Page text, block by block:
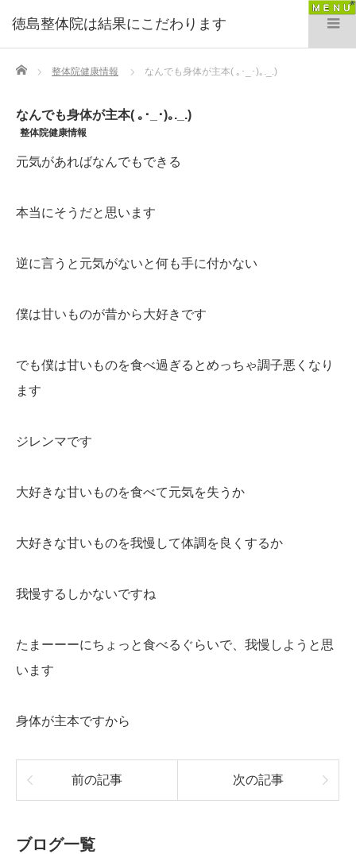
徳島整体院は結果にこだわります
Home 整体院健康情報 なんでも身体が主本( ｡･_･)｡._.)
なんでも身体が主本( ｡･_･)｡._.)
整体院健康情報
元気があればなんでもできる
本当にそうだと思います
逆に言うと元気がないと何も手に付かない
僕は甘いものが昔から大好きです
でも僕は甘いものを食べ過ぎるとめっちゃ調子悪くなり
ます
ジレンマです
大好きな甘いものを食べて元気を失うか
大好きな甘いものを我慢して体調を良くするか
我慢するしかないですね
たまーーーにちょっと食べるぐらいで、我慢しようと思
います
身体が主本ですから
前の記事 次の記事
ブログ一覧